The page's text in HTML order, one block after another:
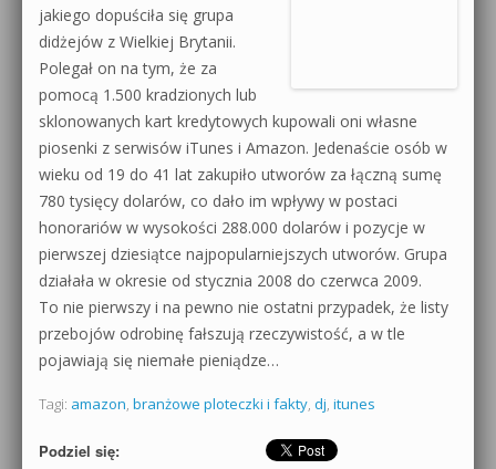
jakiego dopuściła się grupa
didżejów z Wielkiej Brytanii.
Polegał on na tym, że za
pomocą 1.500 kradzionych lub
sklonowanych kart kredytowych kupowali oni własne
piosenki z serwisów iTunes i Amazon. Jedenaście osób w
wieku od 19 do 41 lat zakupiło utworów za łączną sumę
780 tysięcy dolarów, co dało im wpływy w postaci
honorariów w wysokości 288.000 dolarów i pozycje w
pierwszej dziesiątce najpopularniejszych utworów. Grupa
działała w okresie od stycznia 2008 do czerwca 2009.
To nie pierwszy i na pewno nie ostatni przypadek, że listy
przebojów odrobinę fałszują rzeczywistość, a w tle
pojawiają się niemałe pieniądze…
Tagi: amazon, branżowe ploteczki i fakty, dj, itunes
Podziel się: